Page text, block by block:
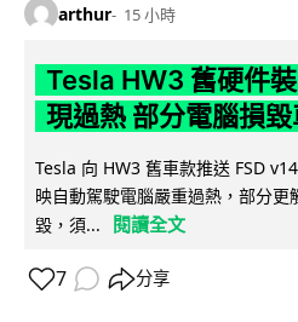
arthur 15 小時
Tesla HW3 舊硬件
現過熱 部分電腦損
Tesla 向 HW3 舊車款推送 FSD
映自動駕駛電腦嚴重過熱，部分
毀，須...
閱讀全文
7 分享